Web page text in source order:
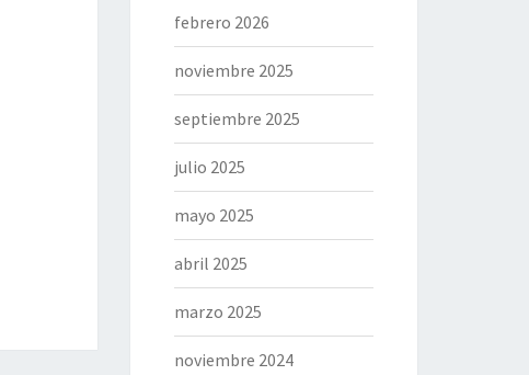
febrero 2026
noviembre 2025
septiembre 2025
julio 2025
mayo 2025
abril 2025
marzo 2025
noviembre 2024